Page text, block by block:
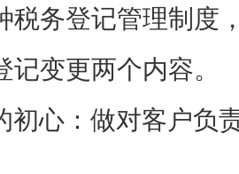
税务登记管理制度
记变更两个内容。
初心：做对客户负